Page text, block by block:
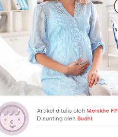
Artikel ditulis oleh Meiskhe FP
Disunting oleh Budhi